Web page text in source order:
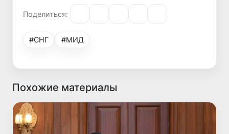
Поделиться:
#СНГ #МИД
Похожие материалы